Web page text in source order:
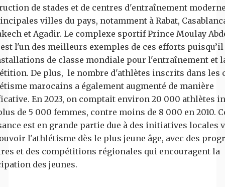
de stades et de centres d'entraînement
villes du pays, notamment à Rabat,
et Agadir. Le complexe sportif Prince Moulay
est l'un des meilleurs exemples de ces efforts
de classe mondiale pour l'entraînement et
De plus, le nombre d'athlètes inscrits dans les
marocains a également augmenté de manière
En 2023, on comptait environ 20 000 athlètes
de 5 000 femmes, contre moins de 8 000 en 2010.
est en grande partie due à des initiatives locales
l'athlétisme dès le plus jeune âge, avec des
et des compétitions régionales qui encouragent la
des jeunes.